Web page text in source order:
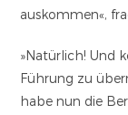
auskommen«,
»Natürlich! Und
Führung zu
habe nun die